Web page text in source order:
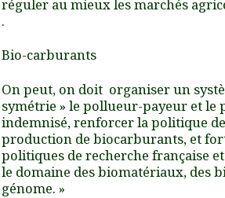
réguler au mieux les marchés
.
Bio-carburants
On peut, on doit organiser un
symétrie » le pollueur-payeur et le
indemnisé, renforcer la politique
production de biocarburants, et
politiques de recherche française
le domaine des biomatériaux, des
génome. »